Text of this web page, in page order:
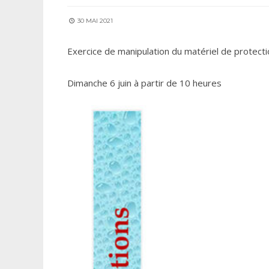
30 MAI 2021
Exercice de manipulation du matériel de
Dimanche 6 juin à partir de 10 heures